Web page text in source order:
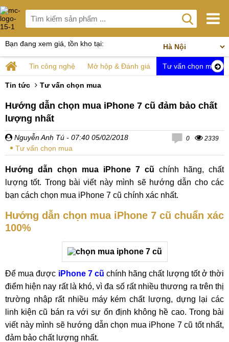
Bạn đang xem giá, tồn kho tại:
Tin công nghệ Mở hộp & Đánh giá Tư vấn chọn mua
Tin tức Tư vấn chọn mua
Hướng dẫn chọn mua iPhone 7 cũ đảm bảo chất
lượng nhất
Nguyễn Anh Tú - 07:40 05/02/2018
Tư vấn chọn mua
0 2339
Hướng dẫn chọn mua iPhone 7 cũ chính hãng, chất
lượng tốt. Trong bài viết này mình sẽ hướng dẫn cho các
bạn cách chọn mua iPhone 7 cũ chính xác nhất.
Hướng dẫn chọn mua iPhone 7 cũ chuẩn xác
100%
Để mua được iPhone 7 cũ chính hãng chất lượng tốt ở thời
điểm hiện nay rất là khó, vì đa số rất nhiều thương ra trên thị
trường nhập rất nhiều máy kém chất lượng, dựng lại các
linh kiện cũ bán ra với sự ổn định không hề cao. Trong bài
viết này mình sẽ hướng dẫn chọn mua iPhone 7 cũ tốt nhất,
đảm bảo chất lượng nhất.